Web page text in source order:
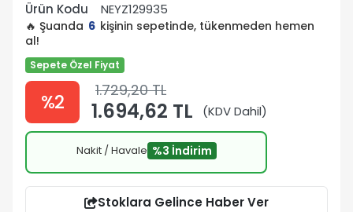
Ürün Kodu
NEYZ129935
🔥 Şuanda 6 kişinin sepetinde, tükenmeden hemen
al!
Sepete Özel Fiyat
%2 1.729,20 TL
1.694,62 TL (KDV Dahil)
Nakit / Havale %3 İndirim
Stoklara Gelince Haber Ver